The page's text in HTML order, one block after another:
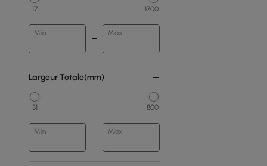
17 1700
Min Max
Largeur Totale(mm)
31 800
Min Max